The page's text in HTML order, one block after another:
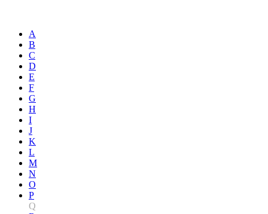
A
B
C
D
E
F
G
H
I
J
K
L
M
N
O
P
Q